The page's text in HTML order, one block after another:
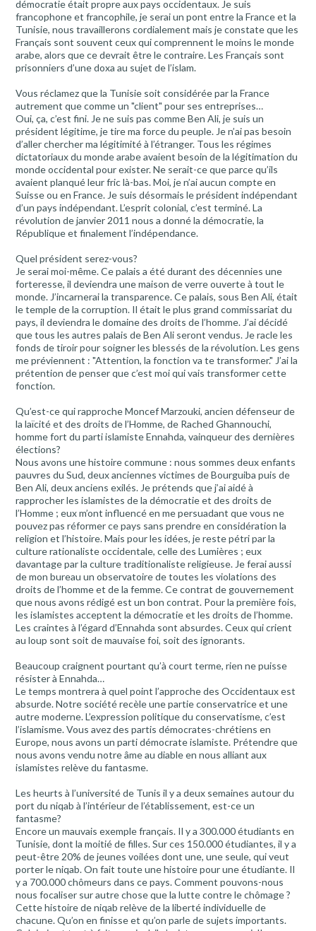
démocratie était propre aux pays occidentaux. Je suis
francophone et francophile, je serai un pont entre la France et la
Tunisie, nous travaillerons cordialement mais je constate que les
Français sont souvent ceux qui comprennent le moins le monde
arabe, alors que ce devrait être le contraire. Les Français sont
prisonniers d’une doxa au sujet de l’islam.
Vous réclamez que la Tunisie soit considérée par la France
autrement que comme un "client" pour ses entreprises…
Oui, ça, c’est fini. Je ne suis pas comme Ben Ali, je suis un
président légitime, je tire ma force du peuple. Je n’ai pas besoin
d’aller chercher ma légitimité à l’étranger. Tous les régimes
dictatoriaux du monde arabe avaient besoin de la légitimation du
monde occidental pour exister. Ne serait-ce que parce qu’ils
avaient planqué leur fric là-bas. Moi, je n’ai aucun compte en
Suisse ou en France. Je suis désormais le président indépendant
d’un pays indépendant. L’esprit colonial, c’est terminé. La
révolution de janvier 2011 nous a donné la démocratie, la
République et finalement l’indépendance.
Quel président serez-vous?
Je serai moi-même. Ce palais a été durant des décennies une
forteresse, il deviendra une maison de verre ouverte à tout le
monde. J’incarnerai la transparence. Ce palais, sous Ben Ali, était
le temple de la corruption. Il était le plus grand commissariat du
pays, il deviendra le domaine des droits de l’homme. J’ai décidé
que tous les autres palais de Ben Ali seront vendus. Je racle les
fonds de tiroir pour soigner les blessés de la révolution. Les gens
me préviennent : "Attention, la fonction va te transformer." J’ai la
prétention de penser que c’est moi qui vais transformer cette
fonction.
Qu’est-ce qui rapproche Moncef Marzouki, ancien défenseur de
la laïcité et des droits de l’Homme, de Rached Ghannouchi,
homme fort du parti islamiste Ennahda, vainqueur des dernières
élections?
Nous avons une histoire commune : nous sommes deux enfants
pauvres du Sud, deux anciennes victimes de Bourguiba puis de
Ben Ali, deux anciens exilés. Je prétends que j’ai aidé à
rapprocher les islamistes de la démocratie et des droits de
l’Homme ; eux m’ont influencé en me persuadant que vous ne
pouvez pas réformer ce pays sans prendre en considération la
religion et l’histoire. Mais pour les idées, je reste pétri par la
culture rationaliste occidentale, celle des Lumières ; eux
davantage par la culture traditionaliste religieuse. Je ferai aussi
de mon bureau un observatoire de toutes les violations des
droits de l’homme et de la femme. Ce contrat de gouvernement
que nous avons rédigé est un bon contrat. Pour la première fois,
les islamistes acceptent la démocratie et les droits de l’homme.
Les craintes à l’égard d’Ennahda sont absurdes. Ceux qui crient
au loup sont soit de mauvaise foi, soit des ignorants.
Beaucoup craignent pourtant qu’à court terme, rien ne puisse
résister à Ennahda…
Le temps montrera à quel point l’approche des Occidentaux est
absurde. Notre société recèle une partie conservatrice et une
autre moderne. L’expression politique du conservatisme, c’est
l’islamisme. Vous avez des partis démocrates-chrétiens en
Europe, nous avons un parti démocrate islamiste. Prétendre que
nous avons vendu notre âme au diable en nous alliant aux
islamistes relève du fantasme.
Les heurts à l’université de Tunis il y a deux semaines autour du
port du niqab à l’intérieur de l’établissement, est-ce un
fantasme?
Encore un mauvais exemple français. Il y a 300.000 étudiants en
Tunisie, dont la moitié de filles. Sur ces 150.000 étudiantes, il y a
peut-être 20% de jeunes voilées dont une, une seule, qui veut
porter le niqab. On fait toute une histoire pour une étudiante. Il
y a 700.000 chômeurs dans ce pays. Comment pouvons-nous
nous focaliser sur autre chose que la lutte contre le chômage ?
Cette histoire de niqab relève de la liberté individuelle de
chacune. Qu’on en finisse et qu’on parle de sujets importants.